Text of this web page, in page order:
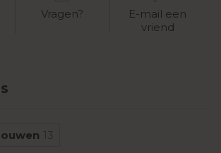
Vragen?
E-mail een
vriend
13